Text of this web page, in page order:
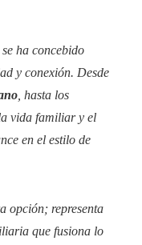
se ha concebido
y conexión. Desde
, hasta los
vida familiar y el
en el estilo de
opción; representa
que fusiona lo